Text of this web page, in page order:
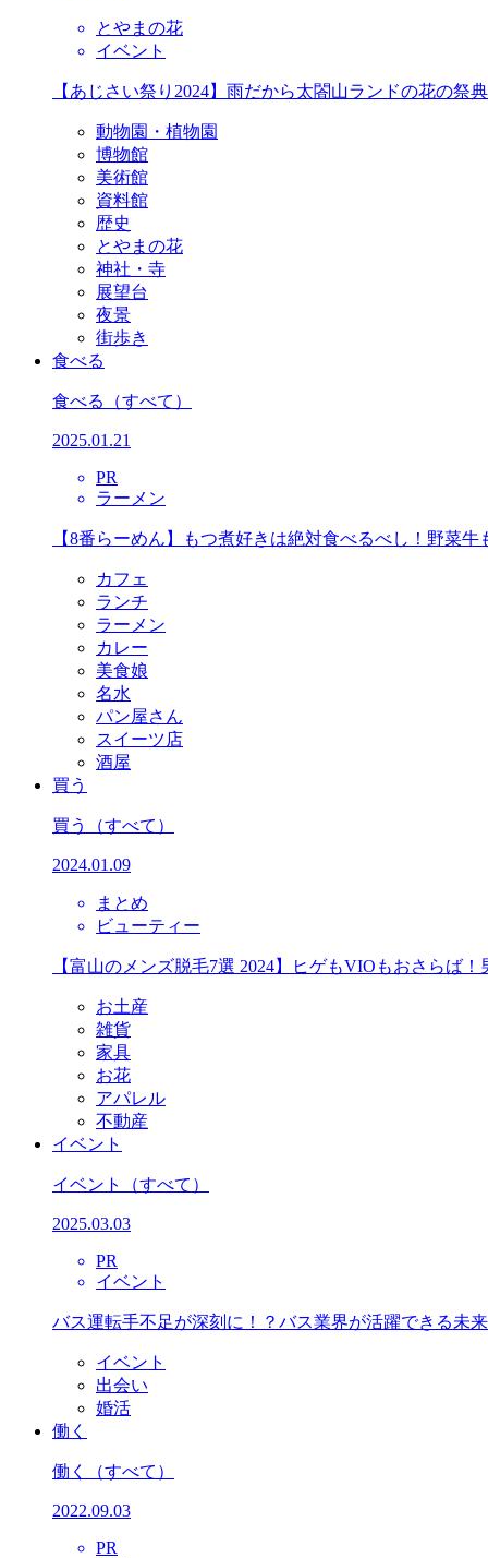
とやまの花
イベント
【あじさい祭り2024】雨だから太閤山ランドの花の祭
動物園・植物園
博物館
美術館
資料館
歴史
とやまの花
神社・寺
展望台
夜景
街歩き
食べる
食べる （すべて）
2025.01.21
PR
ラーメン
【8番らーめん】もつ煮好きは絶対食べるべし！野菜
カフェ
ランチ
ラーメン
カレー
美食娘
名水
パン屋さん
スイーツ店
酒屋
買う
買う （すべて）
2024.01.09
まとめ
ビューティー
【富山のメンズ脱毛7選 2024】ヒゲもVIOもおさらば
お土産
雑貨
家具
お花
アパレル
不動産
イベント
イベント （すべて）
2025.03.03
PR
イベント
バス運転手不足が深刻に！？バス業界が活躍できる未
イベント
出会い
婚活
働く
働く （すべて）
2022.09.03
PR